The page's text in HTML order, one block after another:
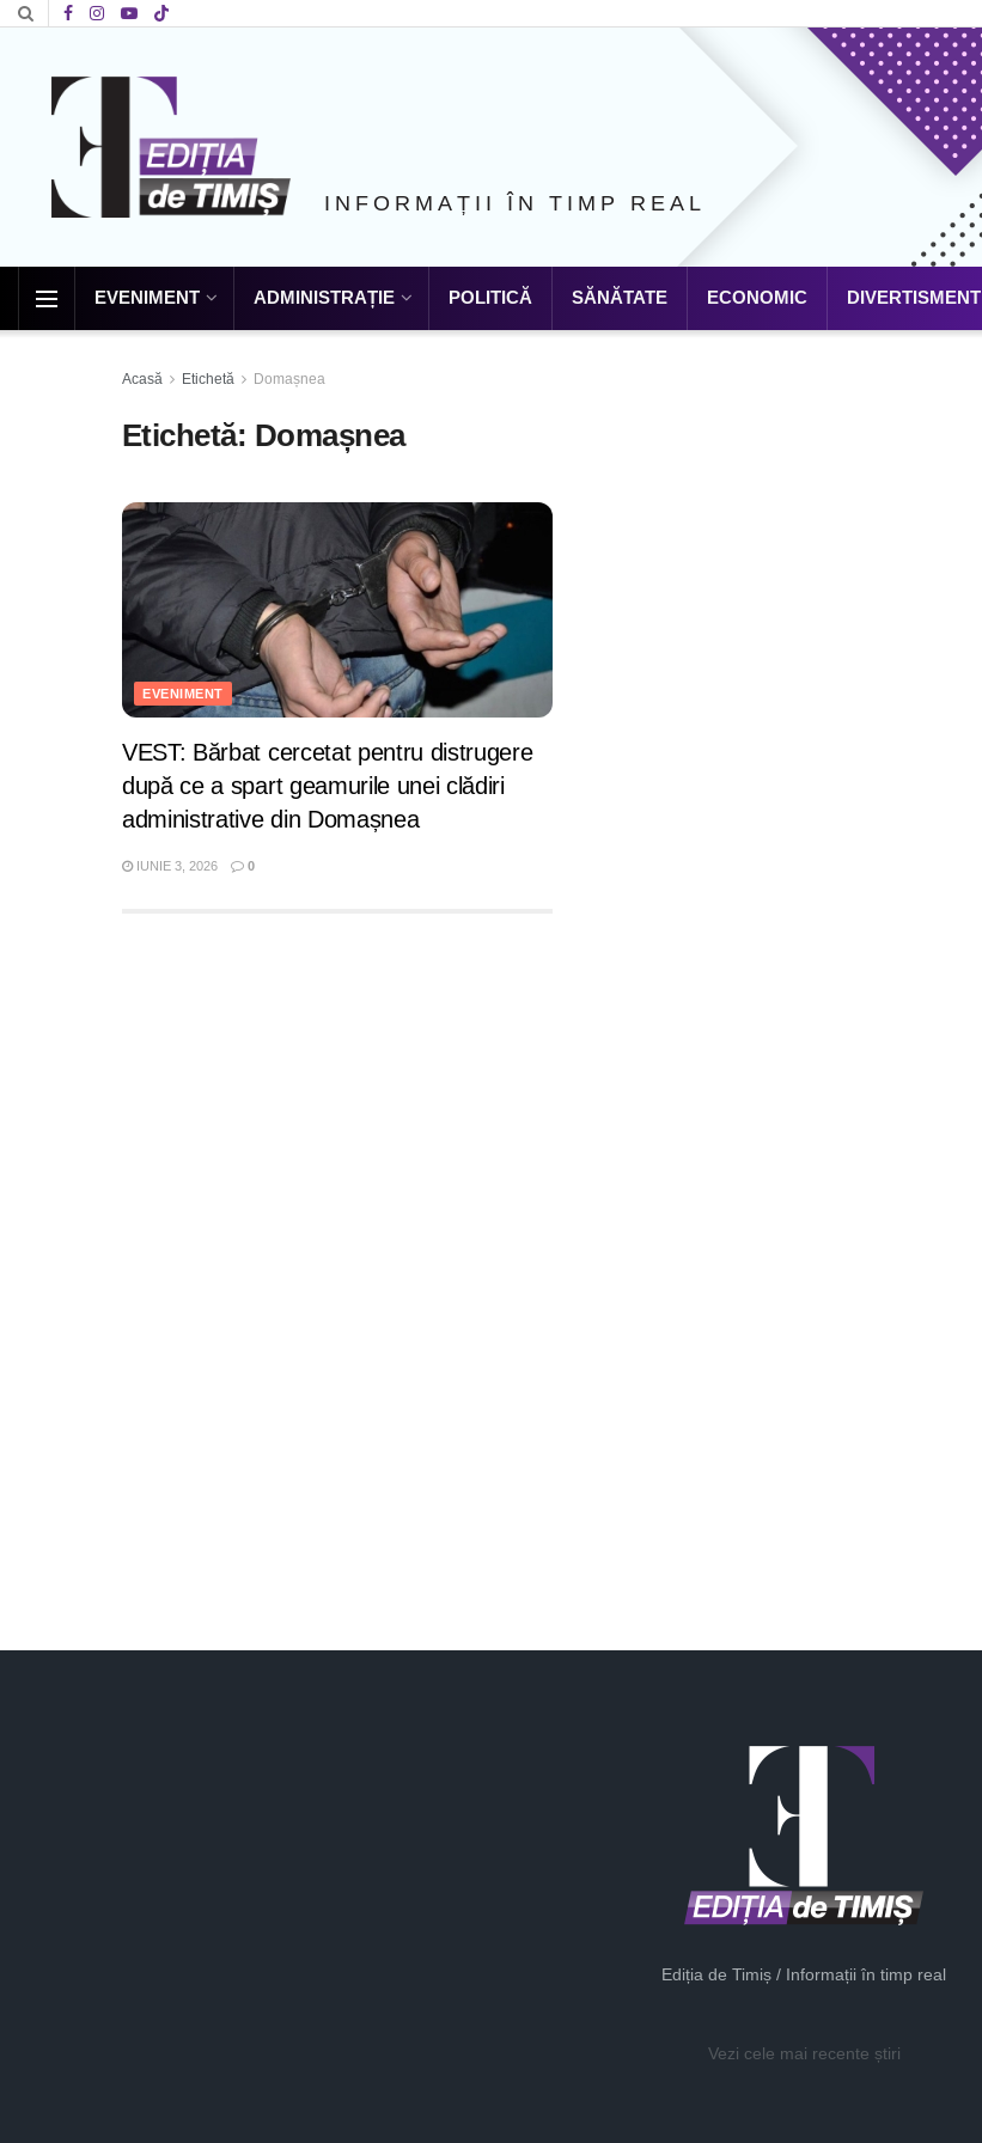
INFORMAȚII ÎN TIMP REAL
EVENIMENT ADMINISTRAȚIE POLITICĂ SĂNĂTATE ECONOMIC DIVERTISMENT
Acasă Etichetă Domașnea
Etichetă: Domașnea
EVENIMENT
VEST: Bărbat cercetat pentru distrugere
după ce a spart geamurile unei clădiri
administrative din Domașnea
IUNIE 3, 2026 0
Ediția de Timiș / Informații în timp real
Vezi cele mai recente știri